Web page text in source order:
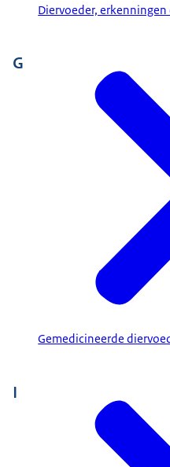
Diervoeder, erkenningen
G
Gemedicineerde
I